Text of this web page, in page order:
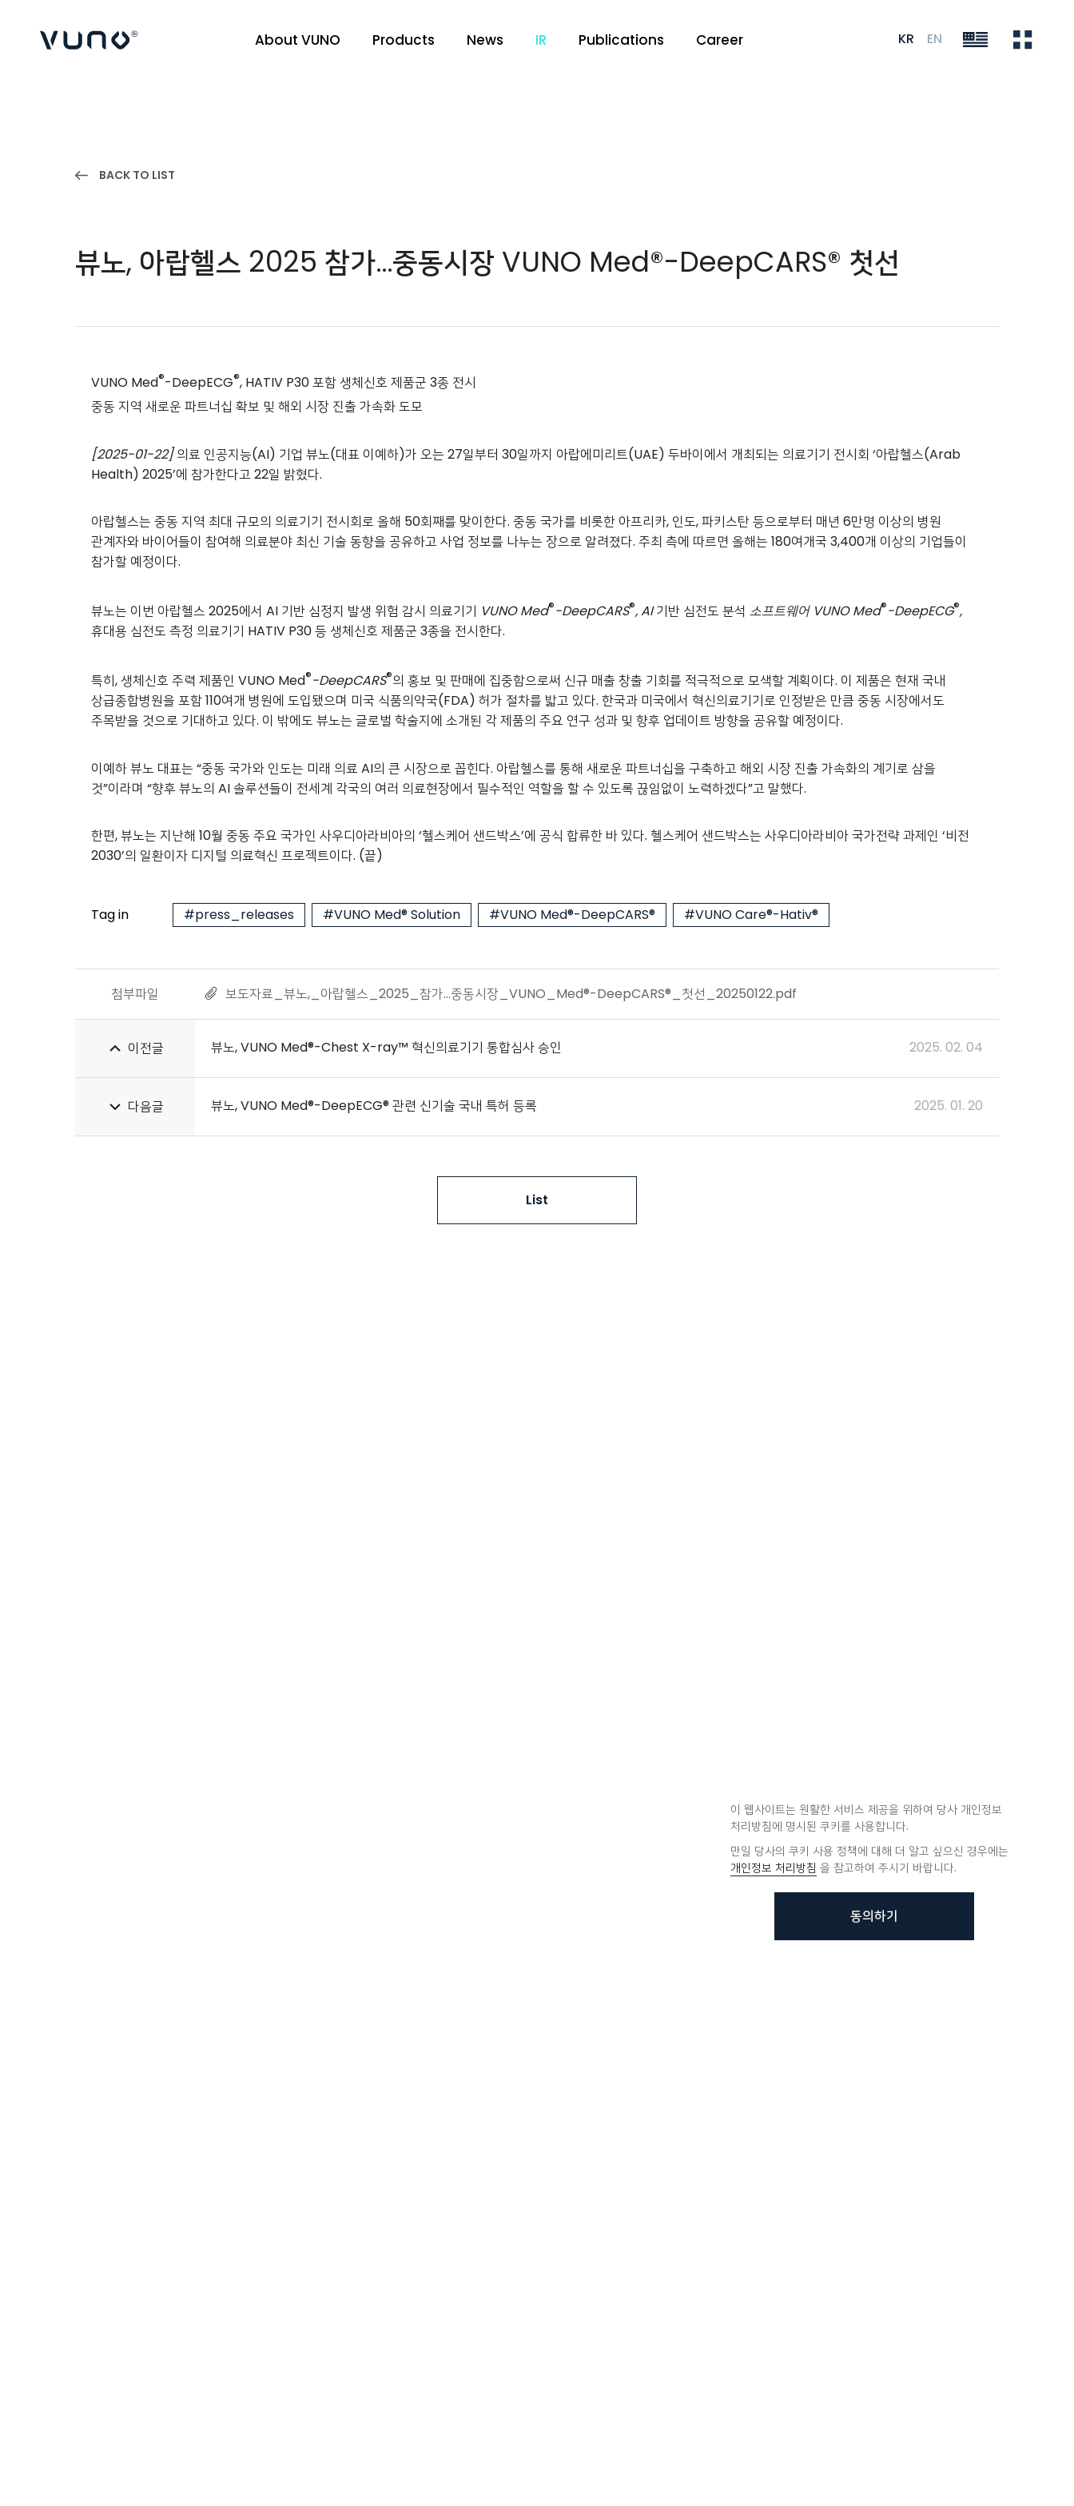
(주) 뷰노 About VUNO Products News IR Publications Career KR EN
BACK TO LIST
뷰노, 아랍헬스 2025 참가…중동시장 VUNO Med®-DeepCARS® 첫선
VUNO Med®-DeepECG®, HATIV P30포함 생체신호 제품군 3종 전시
중동 지역 새로운 파트너십 확보 및 해외 시장 진출 가속화 도모
[2025-01-22]의료 인공지능(AI) 기업 뷰노(대표 이예하)가 오는 27일부터 30일까지 아랍에미리트(UAE) 두바이에서 개최되는 의료기기 전시회 ‘아랍헬스(Arab
Health) 2025’에 참가한다고 22일 밝혔다.
아랍헬스는 중동 지역 최대 규모의 의료기기 전시회로 올해 50회째를 맞이한다. 중동 국가를 비롯한 아프리카, 인도, 파키스탄 등으로부터 매년 6만명 이상의 병원
관계자와 바이어들이 참여해 의료분야 최신 기술 동향을 공유하고 사업 정보를 나누는 장으로 알려졌다. 주최 측에 따르면 올해는 180여개국 3,400개 이상의 기업들이
참가할 예정이다.
뷰노는 이번 아랍헬스 2025에서 AI 기반 심정지 발생 위험 감시 의료기기 VUNO Med®-DeepCARS®, AI기반 심전도 분석 소프트웨어 VUNO Med®-DeepECG®,
휴대용 심전도 측정 의료기기 HATIV P30 등 생체신호 제품군 3종을 전시한다.
특히, 생체신호 주력 제품인 VUNO Med®-DeepCARS®의 홍보 및 판매에 집중함으로써 신규 매출 창출 기회를 적극적으로 모색할 계획이다. 이 제품은 현재 국내
상급종합병원을 포함 110여개 병원에 도입됐으며 미국 식품의약국(FDA) 허가 절차를 밟고 있다. 한국과 미국에서 혁신의료기기로 인정받은 만큼 중동 시장에서도
주목받을 것으로 기대하고 있다. 이 밖에도 뷰노는 글로벌 학술지에 소개된 각 제품의 주요 연구 성과 및 향후 업데이트 방향을 공유할 예정이다.
이예하 뷰노 대표는 “중동 국가와 인도는 미래 의료 AI의 큰 시장으로 꼽힌다. 아랍헬스를 통해 새로운 파트너십을 구축하고 해외 시장 진출 가속화의 계기로 삼을
것”이라며 “향후 뷰노의 AI 솔루션들이 전세계 각국의 여러 의료현장에서 필수적인 역할을 할 수 있도록 끊임없이 노력하겠다”고 말했다.
한편, 뷰노는 지난해 10월 중동 주요 국가인 사우디아라비아의 ‘헬스케어 샌드박스’에 공식 합류한 바 있다. 헬스케어 샌드박스는 사우디아라비아 국가전략 과제인 ‘비전
2030’의 일환이자 디지털 의료혁신 프로젝트이다. (끝)
Tag in #press_releases #VUNO Med® Solution #VUNO Med®-DeepCARS® #VUNO Care®-Hativ®
첨부파일 보도자료_뷰노,_아랍헬스_2025_참가…중동시장_VUNO_Med®-DeepCARS®_첫선_20250122.pdf
이전글 뷰노, VUNO Med®-Chest X-ray™ 혁신의료기기 통합심사 승인 2025. 02. 04
다음글 뷰노, VUNO Med®-DeepECG® 관련 신기술 국내 특허 등록 2025. 01. 20
List
이 웹사이트는 원활한 서비스 제공을 위하여 당사 개인정보
처리방침에 명시된 쿠키를 사용합니다.
만일 당사의 쿠키 사용 정책에 대해 더 알고 싶으신 경우에는
개인정보 처리방침 을 참고하여 주시기 바랍니다.
동의하기